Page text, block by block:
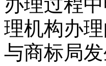
理机构办
与商标局